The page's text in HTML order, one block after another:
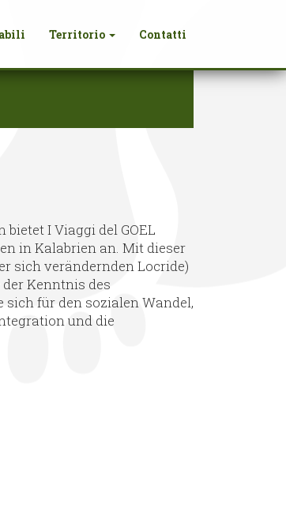
Territorio Contatti
I Viaggi del GOEL
in Kalabrien an. Mit dieser
sich verändernden Locride)
Kenntnis des
für den sozialen Wandel,
und die